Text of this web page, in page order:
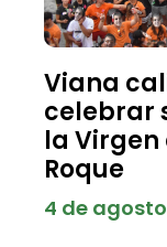
Viana
celebrar
la Virgen
Roque
4 de